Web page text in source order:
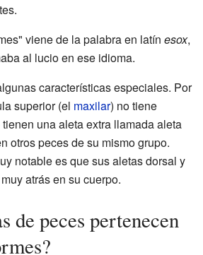
viene de la palabra en latín esox,
al lucio en ese idioma.
características especiales. Por
superior (el maxilar) no tiene
una aleta extra llamada aleta
otros peces de su mismo grupo.
notable es que sus aletas dorsal y
atrás en su cuerpo.
de peces pertenecen